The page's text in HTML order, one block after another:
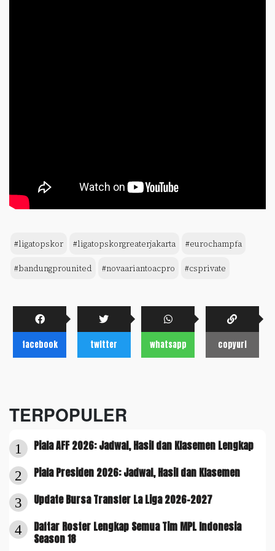
#ligatopskor #ligatopskorgreaterjakarta #eurochampfa
#bandungprounited #novaariantoacpro #csprivate
facebook twitter whatsapp copyurl
TERPOPULER
1 Piala AFF 2026: Jadwal, Hasil dan Klasemen Lengkap
2 Piala Presiden 2026: Jadwal, Hasil dan Klasemen
3 Update Bursa Transfer La Liga 2026-2027
4
Daftar Roster Lengkap Semua Tim MPL Indonesia
Season 18